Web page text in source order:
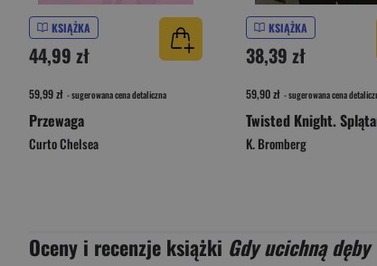
KSIĄŻKA
44,99 zł
59,99 zł - sugerowana cena detaliczna
Przewaga
Curto Chelsea
KSIĄŻKA
38,39 zł
59,90 zł - sugerowana cena
K. Bromberg
Oceny i recenzje książki Gdy ucichną dęby